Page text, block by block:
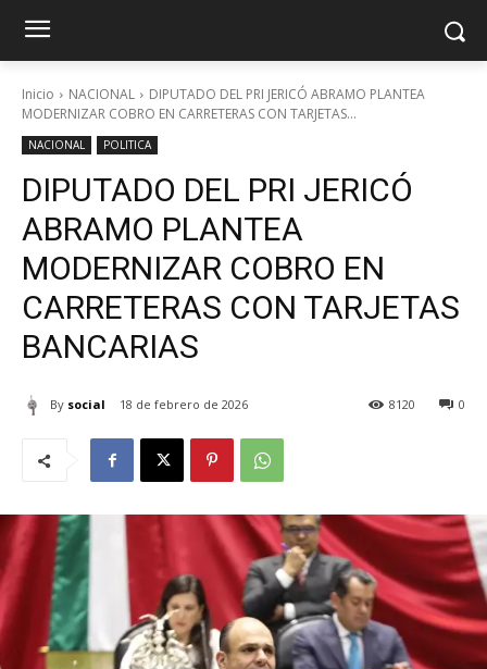
Inicio NACIONAL
DIPUTADO DEL PRI JERICÓ ABRAMO PLANTEA
MODERNIZAR COBRO EN CARRETERAS CON TARJETAS...
NACIONAL POLITICA
DIPUTADO DEL PRI JERICÓ
ABRAMO PLANTEA
MODERNIZAR COBRO EN
CARRETERAS CON TARJETAS
BANCARIAS
By social 18 de febrero de 2026 0
8120